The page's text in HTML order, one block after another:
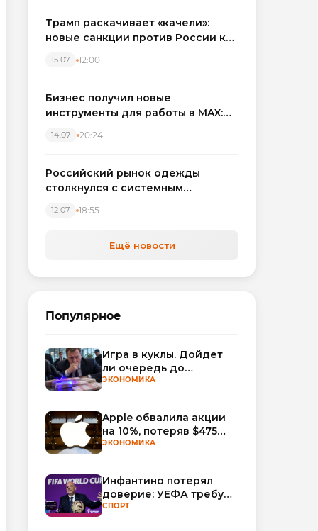
Трамп раскачивает «качели»:
новые санкции против России как
15.07 12:00
Бизнес получил новые
инструменты для работы в MAX:
автоматизируют обработку
14.07 20:24
Российский рынок одежды
столкнулся с системным
12.07 18:55
Ещё новости
Популярное
Игра в куклы. Дойдет
ли очередь до
Миллера?
ЭКОНОМИКА
Apple обвалила акции
на 10%, потеряв $475
млрд капитализации
ЭКОНОМИКА
Инфантино потерял
доверие: УЕФА требует
смены руководства
СПОРТ